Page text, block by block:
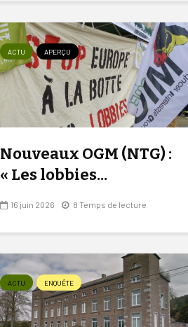
ACTU APERÇU
Nouveaux OGM (NTG) :
« Les lobbies...
16 juin 2026 8 Temps de lecture
ACTU ENQUÊTE